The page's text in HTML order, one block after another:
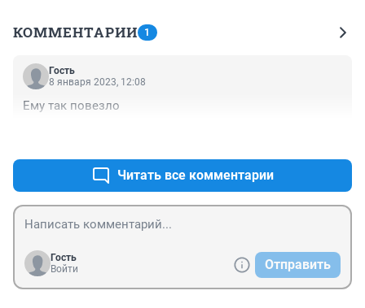
КОММЕНТАРИИ 1
Гость
8 января 2023, 12:08
Ему так повезло
Читать все комментарии
Гость
Войти
Отправить